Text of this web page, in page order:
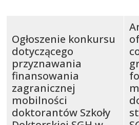
Ogłoszenie konkursu
dotyczącego
przyznawania
finansowania
zagranicznej
mobilności
doktorantów Szkoły